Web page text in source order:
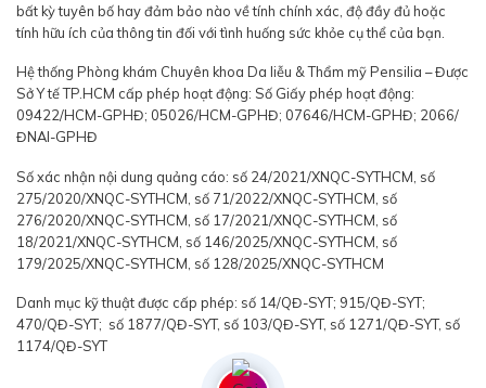
bất kỳ tuyên bố hay đảm bảo nào về tính chính xác, độ đầy đủ hoặc
tính hữu ích của thông tin đối với tình huống sức khỏe cụ thể của bạn.
Hệ thống Phòng khám Chuyên khoa Da liễu & Thẩm mỹ Pensilia – Được
Sở Y tế TP.HCM cấp phép hoạt động: Số Giấy phép hoạt động:
09422/HCM-GPHĐ; 05026/HCM-GPHĐ; 07646/HCM-GPHĐ; 2066/
ĐNAI-GPHĐ
Số xác nhận nội dung quảng cáo: số 24/2021/XNQC-SYTHCM, số
275/2020/XNQC-SYTHCM, số 71/2022/XNQC-SYTHCM, số
276/2020/XNQC-SYTHCM, số 17/2021/XNQC-SYTHCM, số
18/2021/XNQC-SYTHCM, số 146/2025/XNQC-SYTHCM, số
179/2025/XNQC-SYTHCM, số 128/2025/XNQC-SYTHCM
Danh mục kỹ thuật được cấp phép: số 14/QĐ-SYT; 915/QĐ-SYT;
470/QĐ-SYT; số 1877/QĐ-SYT, số 103/QĐ-SYT, số 1271/QĐ-SYT, số
1174/QĐ-SYT